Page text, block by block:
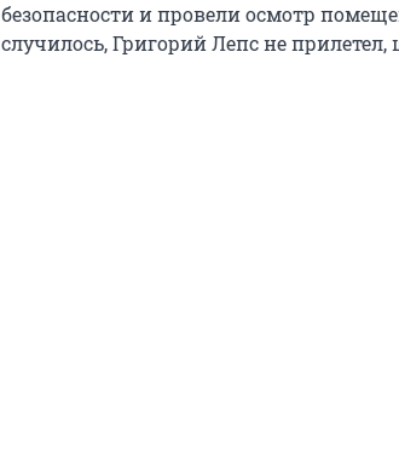
безопасности и провели осмотр
случилось, Григорий Лепс не